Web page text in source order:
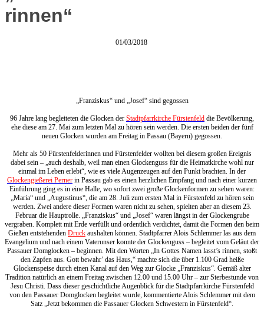
rinnen“
01/03/2018
„Franziskus“ und „Josef“ sind gegossen
96 Jahre lang begleiteten die Glocken der Stadtpfarrkirche Fürstenfeld die Bevölkerung,
ehe diese am 27. Mai zum letzten Mal zu hören sein werden. Die ersten beiden der fünf
neuen Glocken wurden am Freitag in Passau (Bayern) gegossen.
Mehr als 50 Fürstenfelderinnen und Fürstenfelder wollten bei diesem großen Ereignis
dabei sein – „auch deshalb, weil man einen Glockenguss für die Heimatkirche wohl nur
einmal im Leben erlebt“, wie es viele Augenzeugen auf den Punkt brachten. In der
Glockengießerei Perner in Passau gab es einen herzlichen Empfang und nach einer kurzen
Einführung ging es in eine Halle, wo sofort zwei große Glockenformen zu sehen waren:
„Maria“ und „Augustinus“, die am 28. Juli zum ersten Mal in Fürstenfeld zu hören sein
werden. Zwei andere dieser Formen waren nicht zu sehen, spielten aber an diesem 23.
Februar die Hauptrolle. „Franziskus“ und „Josef“ waren längst in der Glockengrube
vergraben. Komplett mit Erde verfüllt und ordentlich verdichtet, damit die Formen den beim
Gießen entstehenden Druck aushalten können. Stadtpfarrer Alois Schlemmer las aus dem
Evangelium und nach einem Vaterunser konnte der Glockenguss – begleitet vom Geläut der
Passauer Domglocken – beginnen. Mit den Worten „In Gottes Namen lasst’s rinnen, stoßt
den Zapfen aus. Gott bewahr’ das Haus,“ machte sich die über 1.100 Grad heiße
Glockenspeise durch einen Kanal auf den Weg zur Glocke „Franziskus“. Gemäß alter
Tradition natürlich an einem Freitag zwischen 12.00 und 15.00 Uhr – zur Sterbestunde von
Jesu Christi. Dass dieser geschichtliche Augenblick für die Stadtpfarrkirche Fürstenfeld
von den Passauer Domglocken begleitet wurde, kommentierte Alois Schlemmer mit dem
Satz „Jetzt bekommen die Passauer Glocken Schwestern in Fürstenfeld“.